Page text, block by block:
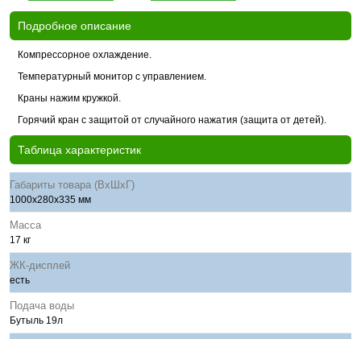
Подробное описание
Компрессорное охлаждение.
Температурный монитор с управлением.
Краны нажим кружкой.
Горячий кран с защитой от случайного нажатия (защита от детей).
Таблица характеристик
Габариты товара (ВхШхГ)
1000x280x335 мм
Масса
17 кг
ЖК-дисплей
есть
Подача воды
Бутыль 19л